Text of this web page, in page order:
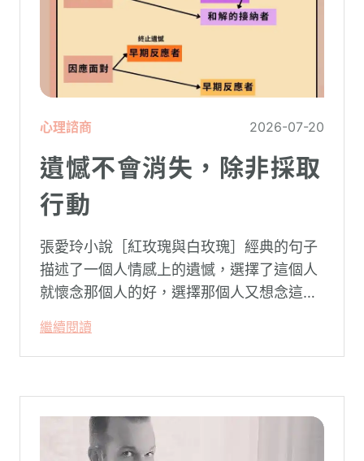
心理諮商 2026-07-20
遺憾不會消失，除非採取
行動
張愛玲小說［紅玫瑰與白玫瑰］經典的句子
描述了一個人情感上的遺憾，選擇了這個人
就懷念那個人的好，選擇那個人又想念這個
繼續閱讀